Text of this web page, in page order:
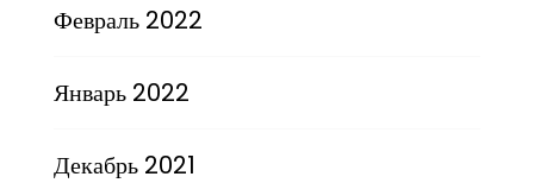
Февраль 2022
Январь 2022
Декабрь 2021